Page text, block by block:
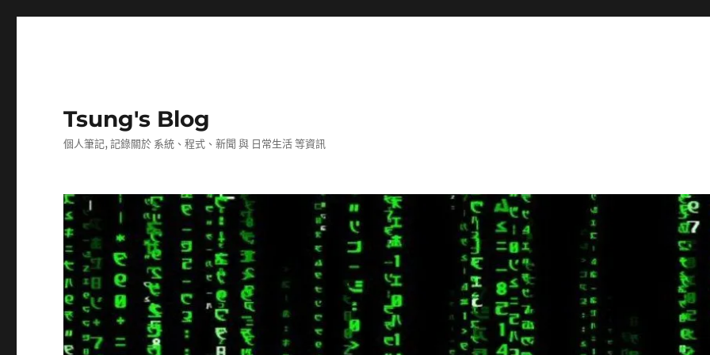
Tsung's Blog
個人筆記, 記錄關於 系統、程式、新聞 與 日常生活 等資訊